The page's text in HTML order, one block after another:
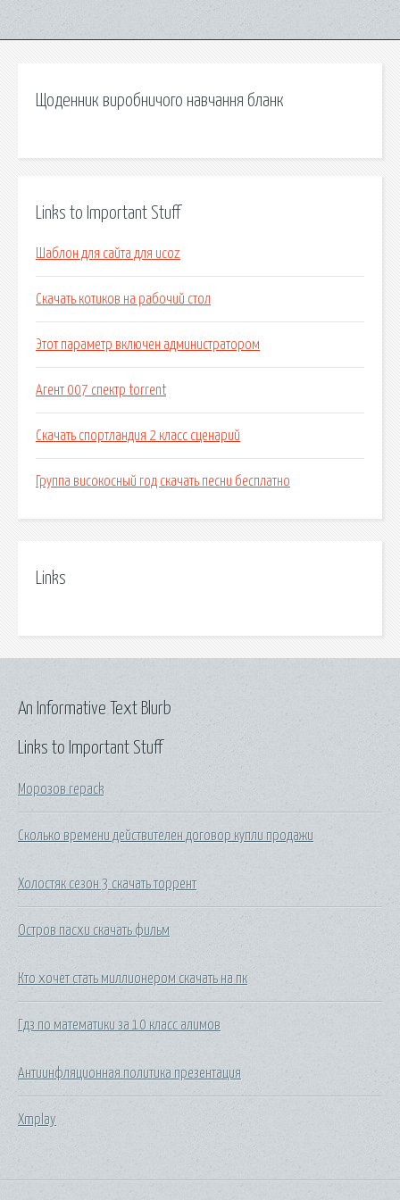
Щоденник виробничого навчання бланк
Links to Important Stuff
Шаблон для сайта для ucoz
Скачать котиков на рабочий стол
Этот параметр включен администратором
Агент 007 спектр torrent
Скачать спортландия 2 класс сценарий
Группа високосный год скачать песни бесплатно
Links
Links to Important Stuff
Морозов repack
Сколько времени действителен договор купли продажи
Холостяк сезон 3 скачать торрент
Остров пасхи скачать фильм
Кто хочет стать миллионером скачать на пк
Гдз по математики за 10 класс алимов
Антиинфляционная политика презентация
Xmplay
An Informative Text Blurb